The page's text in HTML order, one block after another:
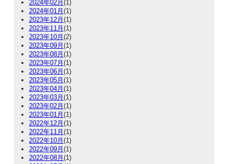
2024年02月 (1)
2024年01月 (1)
2023年12月 (1)
2023年11月 (1)
2023年10月 (2)
2023年09月 (1)
2023年08月 (1)
2023年07月 (1)
2023年06月 (1)
2023年05月 (1)
2023年04月 (1)
2023年03月 (1)
2023年02月 (1)
2023年01月 (1)
2022年12月 (1)
2022年11月 (1)
2022年10月 (1)
2022年09月 (1)
2022年08月 (1)